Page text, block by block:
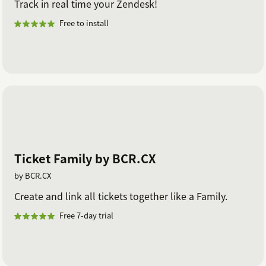
Track in real time your Zendesk!
Free to install
Ticket Family by BCR.CX
by BCR.CX
Create and link all tickets together like a Family.
Free 7-day trial